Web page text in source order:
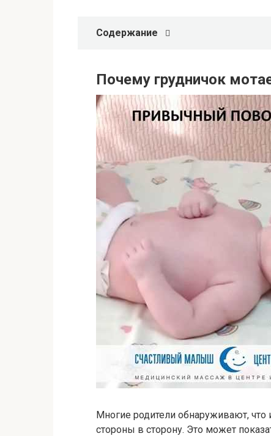
Содержание
Почему грудничок
Многие родители обнаруживают, что
стороны в сторону. Это может